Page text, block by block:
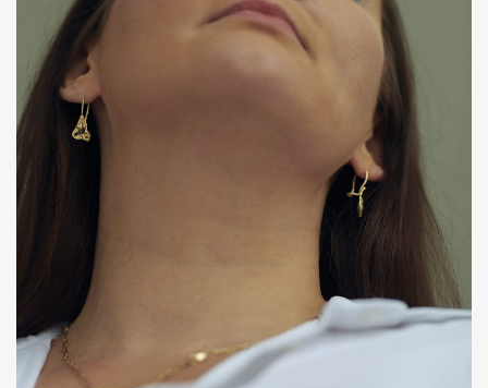
O Kongresie
Kongres 2020
Kongres 2019
Bezpłatne konsultacje psychologiczne online marzec –
Grupa praktyka oddechowa
Grupa wsparcia fundacji BądźMy
Kurs mindfulness online
Bądź od Małego
Bądź w Kazimierzu
Cykle edukacyjne (warsztaty i LIVE’y)